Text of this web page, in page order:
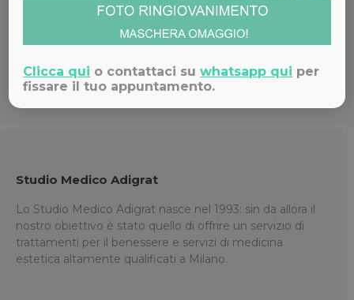
Contattaci!
Studio Medico Adigrat
Lo Studio Medico Adigrat nasce nel 1993: sin da allora il
nostro obiettivo è stato quello di offrire un servizio di
trattamenti per il benessere e servizi di medicina
estetica altamente qualificati a Milano.
Clicca qui o contattaci suwhatsapp qui per
fissare il tuo appuntamento.